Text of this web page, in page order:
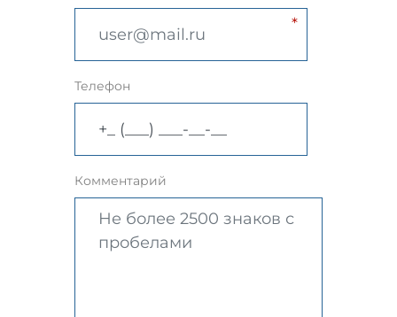
Телефон
Комментарий